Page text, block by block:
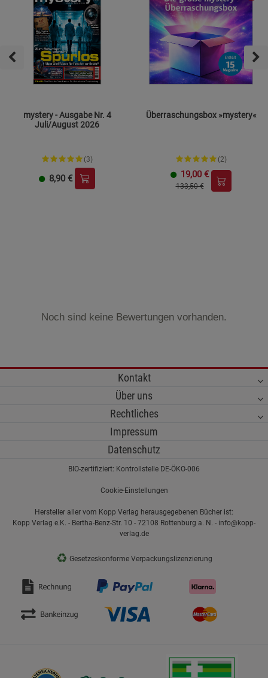
mystery - Ausgabe Nr. 4
Juli/August 2026
(3)
8,90 €
Überraschungsbox »mystery«
(2)
19,00 €
133,50 €
Noch sind keine Bewertungen vorhanden.
Kontakt
Über uns
Rechtliches
Impressum
Datenschutz
BIO-zertifiziert: Kontrollstelle DE-ÖKO-006
Cookie-Einstellungen
Hersteller aller vom Kopp Verlag herausgegebenen Bücher ist:
Kopp Verlag e.K. - Bertha-Benz-Str. 10 - 72108 Rottenburg a. N. - info@kopp-
verlag.de
♻ Gesetzeskonforme Verpackungslizenzierung